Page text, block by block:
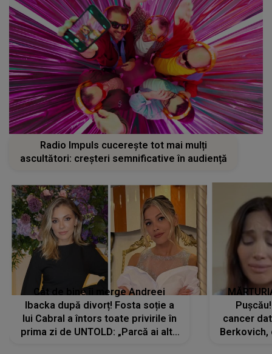
Radio Impuls cucerește tot mai mulți
ascultători: creșteri semnificative în audiență
Cât de bine îi merge Andreei
Ibacka după divorț! Fosta soție a
lui Cabral a întors toate privirile în
prima zi de UNTOLD: „Parcă ai altă
cancer
Berkovich,